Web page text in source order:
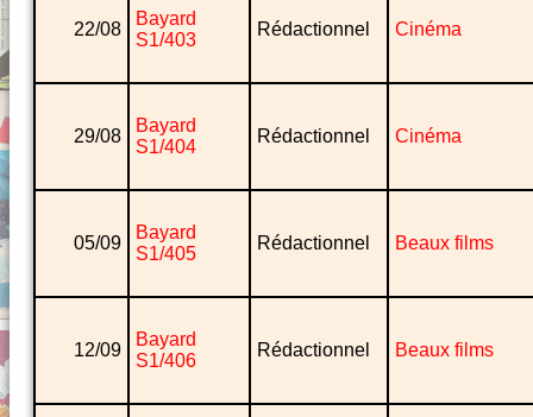
22/08
Bayard
S1/403
Rédactionnel Cinéma
29/08
Bayard
S1/404
Rédactionnel Cinéma
05/09
Bayard
S1/405
Rédactionnel Beaux films
12/09
Bayard
S1/406
Rédactionnel Beaux films